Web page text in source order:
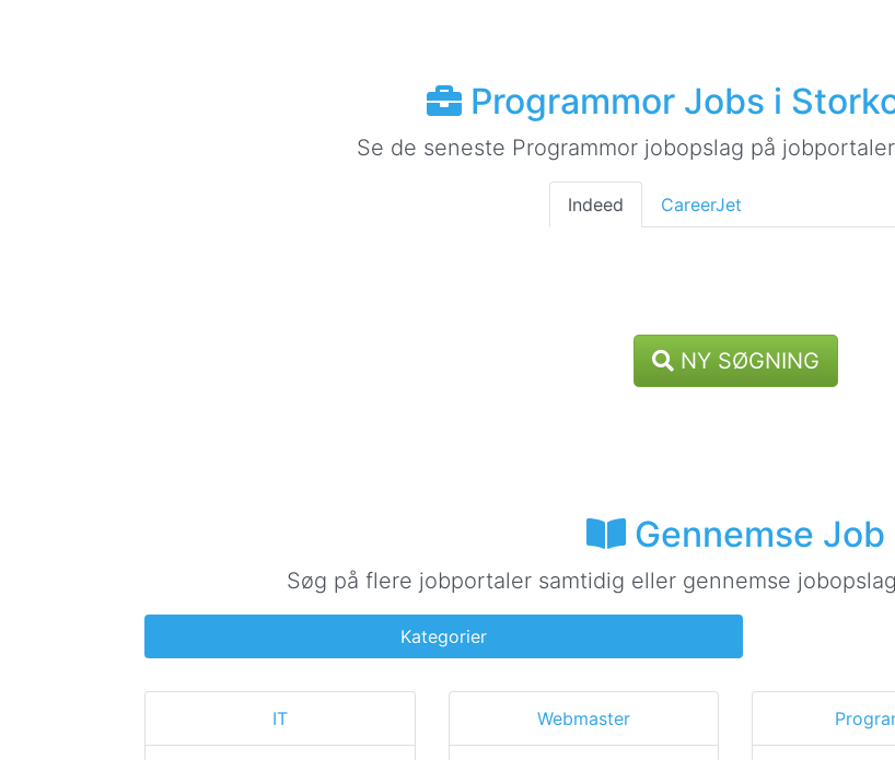
Programmor Jobs i
Se de seneste Programmor jobopslag på
Indeed CareerJet
NY SØGNING
Gennemse Job
Søg på flere jobportaler samtidig eller gennemse
Kategorier
IT Webmaster